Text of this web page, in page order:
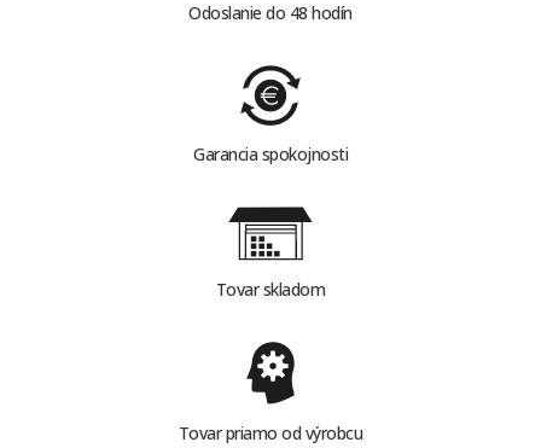
Odoslanie do 48 hodín
Garancia spokojnosti
Tovar skladom
Tovar priamo od výrobcu